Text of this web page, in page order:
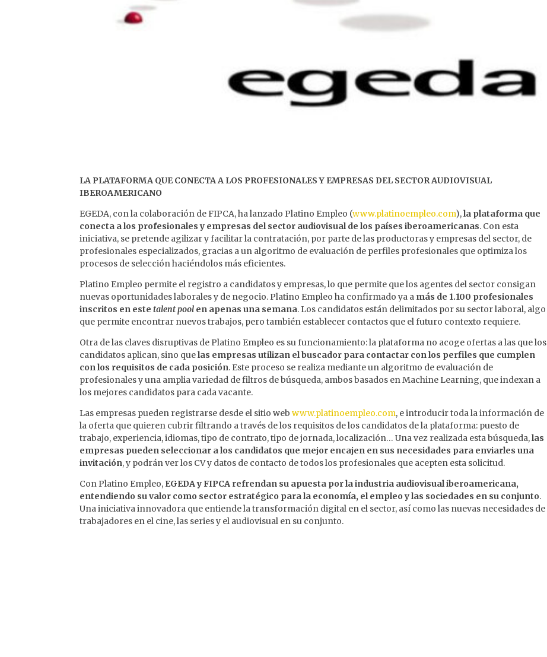
LA PLATAFORMA QUE CONECTA A LOS PROFESIONALES Y EMPRESAS DEL SECTOR AUDIOVISUAL
IBEROAMERICANO
EGEDA, con la colaboración de FIPCA, ha lanzado Platino Empleo (www.platinoempleo.com),la plataforma que
conecta a los profesionales y empresas del sector audiovisual de los países iberoamericanas. Con esta
iniciativa, se pretende agilizar y facilitar la contratación, por parte de las productoras y empresas del sector, de
profesionales especializados, gracias a un algoritmo de evaluación de perfiles profesionales que optimiza los
procesos de selección haciéndolos más eficientes.
Platino Empleo permite el registro a candidatos y empresas, lo que permite que los agentes del sector consigan
nuevas oportunidades laborales y de negocio. Platino Empleo ha confirmado ya a más de 1.100 profesionales
inscritos en estetalent pool en apenas una semana. Los candidatos están delimitados por su sector laboral, algo
que permite encontrar nuevos trabajos, pero también establecer contactos que el futuro contexto requiere.
Otra de las claves disruptivas de Platino Empleo es su funcionamiento: la plataforma no acoge ofertas a las que los
candidatos aplican, sino quelas empresas utilizan el buscador para contactar con los perfiles que cumplen
con los requisitos de cada posición. Este proceso se realiza mediante un algoritmo de evaluación de
profesionales y una amplia variedad de filtros de búsqueda, ambos basados en Machine Learning, que indexan a
los mejores candidatos para cada vacante.
Las empresas pueden registrarse desde el sitio webwww.platinoempleo.com, e introducir toda la información de
la oferta que quieren cubrir filtrando a través de los requisitos de los candidatos de la plataforma: puesto de
trabajo, experiencia, idiomas, tipo de contrato, tipo de jornada, localización… Una vez realizada esta búsqueda,las
empresas pueden seleccionar a los candidatos que mejor encajen en sus necesidades para enviarles una
invitación, y podrán ver los CV y datos de contacto de todos los profesionales que acepten esta solicitud.
Con Platino Empleo, EGEDA y FIPCA refrendan su apuesta por la industria audiovisual iberoamericana,
entendiendo su valor como sector estratégico para la economía, el empleo y las sociedades en su conjunto.
Una iniciativa innovadora que entiende la transformación digital en el sector, así como las nuevas necesidades de
trabajadores en el cine, las series y el audiovisual en su conjunto.